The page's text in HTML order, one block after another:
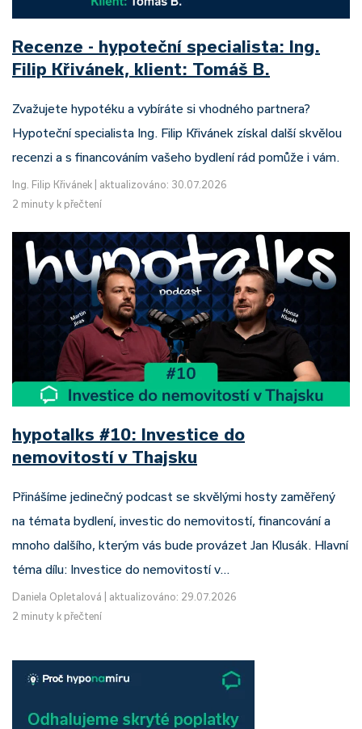
Recenze - hypoteční specialista: Ing.
Filip Křivánek, klient: Tomáš B.
Zvažujete hypotéku a vybíráte si vhodného partnera?
Hypoteční specialista Ing. Filip Křivánek získal další skvělou
recenzi a s financováním vašeho bydlení rád pomůže i vám.
Ing. Filip Křivánek
aktualizováno: 30.07.2026
2 minuty k přečtení
hypotalks #10: Investice do
nemovitostí v Thajsku
Přinášíme jedinečný podcast se skvělými hosty zaměřený
na témata bydlení, investic do nemovitostí, financování a
mnoho dalšího, kterým vás bude provázet Jan Klusák. Hlavní
téma dílu: Investice do nemovitostí v…
Daniela Opletalová
aktualizováno: 29.07.2026
2 minuty k přečtení